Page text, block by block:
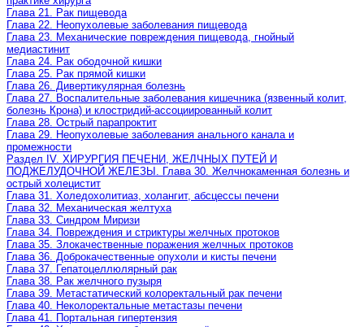
Глава 21. Рак пищевода
Глава 22. Неопухолевые заболевания пищевода
Глава 23. Механические повреждения пищевода, гнойный
медиастинит
Глава 24. Рак ободочной кишки
Глава 25. Рак прямой кишки
Глава 26. Дивертикулярная болезнь
Глава 27. Воспалительные заболевания кишечника (язвенный колит,
болезнь Крона) и клостридий-ассоциированный колит
Глава 28. Острый парапроктит
Глава 29. Неопухолевые заболевания анального канала и
промежности
Раздел IV. ХИРУРГИЯ ПЕЧЕНИ, ЖЕЛЧНЫХ ПУТЕЙ И
ПОДЖЕЛУДОЧНОЙ ЖЕЛЕЗЫ. Глава 30. Желчнокаменная болезнь и
острый холецистит
Глава 31. Холедохолитиаз, холангит, абсцессы печени
Глава 32. Механическая желтуха
Глава 33. Синдром Миризи
Глава 34. Повреждения и стриктуры желчных протоков
Глава 35. Злокачественные поражения желчных протоков
Глава 36. Доброкачественные опухоли и кисты печени
Глава 37. Гепатоцеллюлярный рак
Глава 38. Рак желчного пузыря
Глава 39. Метастатический колоректальный рак печени
Глава 40. Неколоректальные метастазы печени
Глава 41. Портальная гипертензия